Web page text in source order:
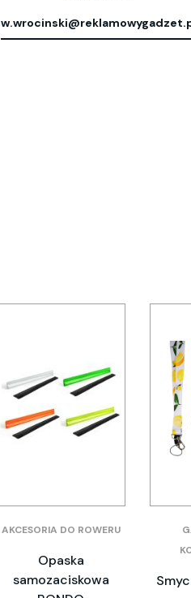
AKCESORIA DO ROWERU
Opaska
samozaciskowa